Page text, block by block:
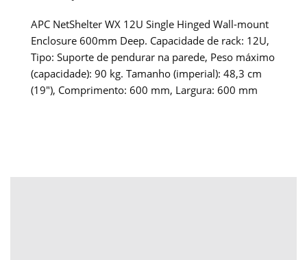
APC NetShelter WX 12U Single Hinged Wall-mount
Enclosure 600mm Deep. Capacidade de rack: 12U,
Tipo: Suporte de pendurar na parede, Peso máximo
(capacidade): 90 kg. Tamanho (imperial): 48,3 cm
(19″), Comprimento: 600 mm, Largura: 600 mm